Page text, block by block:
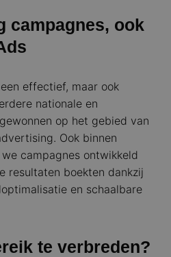
campagnes, ook
effectief, maar ook
nationale en
op het gebied van
Ook binnen
campagnes ontwikkeld
resultaten boekten dankzij
en schaalbare
te verbreden?